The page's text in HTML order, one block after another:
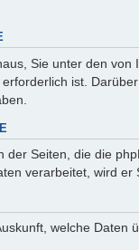
Sie unter den
ist.
der Seiten, die die
verarbeitet, wird
welche Daten